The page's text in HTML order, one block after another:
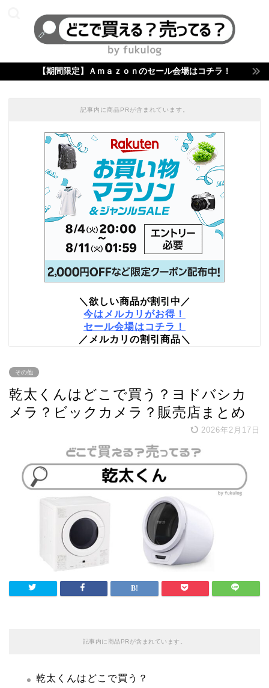
【期間限定】Ａｍａｚｏｎのセール会場はコチラ！
記事内に商品PRが含まれています。
＼欲しい商品が割引中／
今はメルカリがお得！
セール会場はコチラ！
／メルカリの割引商品＼
その他
乾太くんはどこで買う？ヨドバシカ
メラ？ビックカメラ？販売店まとめ
2026年2月17日
記事内に商品PRが含まれています。
乾太くんはどこで買う？